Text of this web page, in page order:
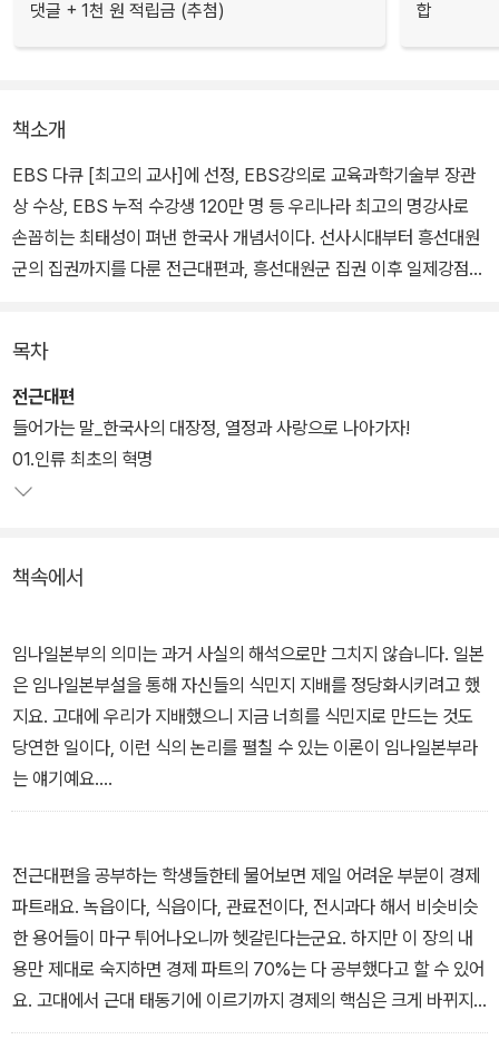
댓글 + 1천 원 적립금 (추첨) 합
책소개
EBS 다큐 [최고의 교사]에 선정, EBS강의로 교육과학기술부 장관
상 수상, EBS 누적 수강생 120만 명 등 우리나라 최고의 명강사로
손꼽히는 최태성이 펴낸 한국사 개념서이다. 선사시대부터 흥선대원
군의 집권까지를 다룬 전근대편과, 흥선대원군 집권 이후 일제강점기
해당 사안이 어느 시기에 위치해 있는지, 어떤 흐름으로 이어지고 있
는지를 파악하고 있어야만 한국사를 총체적으로 이해할 수 있다. 이
를 위해 저자는 입체적인 판서를 궁리해냈다. 이 책은 부분 판서를 통
해 읽고 있는 내용의 이해를 돕고, 한 장이 끝날 때마다 전체 판서를
또 하나의 특징은 풍부한 이야기를 담고 있다는 것이다. 웃음과 슬픔
게 연결해내도록 도와준다. 그래서 처음부터 끝까지 아주 박진감 넘
치게 읽어낼 수 있고, 다 읽은 뒤에는 내용들이 선명한 이미지로 각인
되어 있어 저절로 기억되는 효과를 발휘한다.
목차
전근대편
들어가는 말_한국사의 대장정, 열정과 사랑으로 나아가자!
01.인류 최초의 혁명
책속에서
임나일본부의 의미는 과거 사실의 해석으로만 그치지 않습니다. 일본
은 임나일본부설을 통해 자신들의 식민지 지배를 정당화시키려고 했
지요. 고대에 우리가 지배했으니 지금 너희를 식민지로 만드는 것도
당연한 일이다, 이런 식의 논리를 펼칠 수 있는 이론이 임나일본부라
는 얘기예요.
그런데 여러분, 기술력의 발달이라는 관점에서 생각해보자고요. 청동
잖아요. 당연히 철이 세지요. 당시 일본에서는 철을 만들지 못해요. 그
런 일본이 칠지도를 만들 만큼 철 세공 기술이 뛰어난 백제로부터 조
공을 받았다? 역학관계로 보자면 말도 안 되는 얘기지요.
이상 가야와 임나일본부와의 관계에 대해 살펴보았는데요, 여기서도
알 수 있듯이 역사는 결코 강 건너 불구경하듯 해서는 안 됩니다. 역사
가 현실의 문제와 직결된다는 것, 꼭 명심하세요.
전근대편을 공부하는 학생들한테 물어보면 제일 어려운 부분이 경제
파트래요. 녹읍이다, 식읍이다, 관료전이다, 전시과다 해서 비슷비슷
한 용어들이 마구 튀어나오니까 헷갈린다는군요. 하지만 이 장의 내
용만 제대로 숙지하면 경제 파트의 70%는 다 공부했다고 할 수 있어
요. 고대에서 근대 태동기에 이르기까지 경제의 핵심은 크게 바뀌지
않습니다. 경제 전반을 아우르는 기본 개념이 거의 같다는 얘기예요.